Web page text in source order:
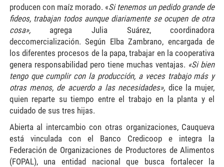
producen con maíz morado. «Si tenemos un pedido grande de
fideos, trabajan todos aunque diariamente se ocupen de otra
cosa»,agrega Julia Suárez, coordinadora
deccomercialización. Según Elba Zambrano, encargada de
los diferentes procesos de la papa, trabajar en la cooperativa
genera responsabilidad pero tiene muchas ventajas. «Si bien
tengo que cumplir con la producción, a veces trabajo más y
otras menos, de acuerdo a las necesidades», dice la mujer,
quien reparte su tiempo entre el trabajo en la planta y el
cuidado de sus tres hijas.
Abierta al intercambio con otras organizaciones, Cauqueva
está vinculada con el Banco Credicoop e integra la
Federación de Organizaciones de Productores de Alimentos
(FOPAL), una entidad nacional que busca fortalecer la